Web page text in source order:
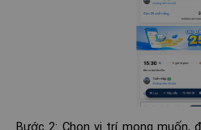
Bước 2: Chọn vị trí mong muốn,